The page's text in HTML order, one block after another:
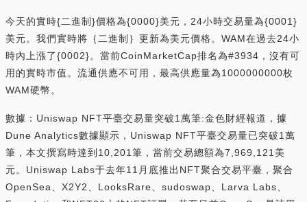
今天的實時{二進制}價格為{0000}美元，24小時交易量為{0001}
美元。我們實時將｛二進制｝更新為美元價格。WAM在過去24小
時內上漲了{0002}。當前CoinMarketCap排名為#3934，沒有可
用的實時市值。流通供應不可用，最高供應量為1000000000枚
WAM硬幣。
數據：Uniswap NFT平臺交易量突破1萬筆:金色財經報道，據
Dune Analytics數據顯示，Uniswap NFT平臺交易量已突破1萬
筆，本文撰寫時達到10,201筆，當前交易總額為7,969,121美
元。Uniswap Labs于去年11月底推出NFT聚合交易平臺，聚合
OpenSea、X2Y2、LooksRare、sudoswap、Larva Labs、